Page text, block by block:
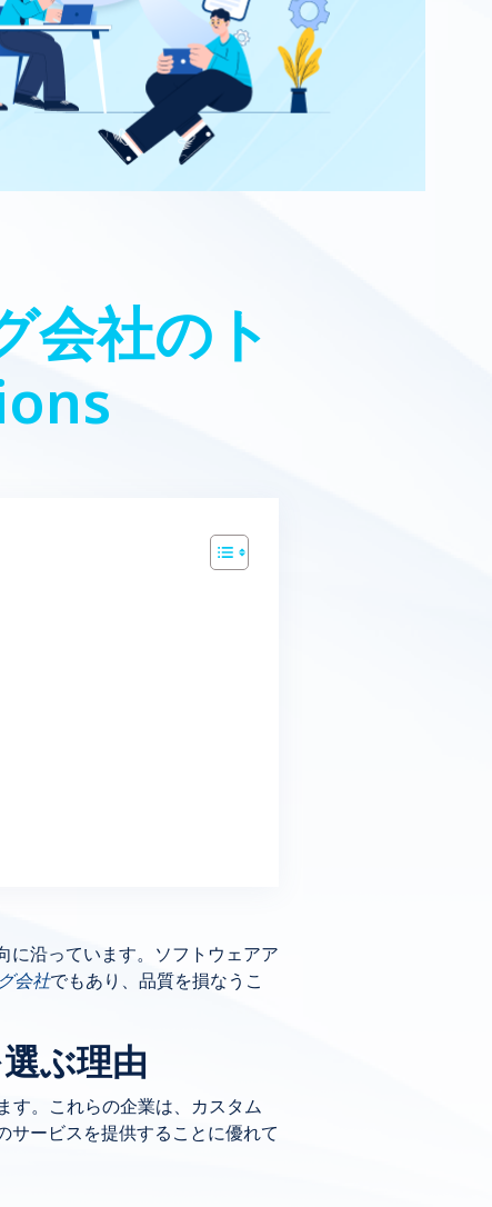
会社のト
に沿っています。ソフトウェアア
会社でもあり、品質を損なうこ
ぶ理由
す。これらの企業は、カスタム
サービスを提供することに優れて